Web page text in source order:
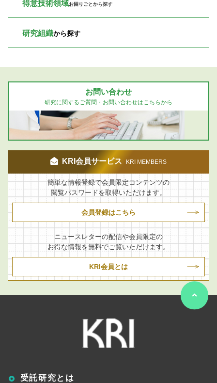
得意技術領域お困りごとから探す
研究組織から探す
お問い合わせ
研究に関するご質問・お問い合わせはこちらから
KRI会員サービス KRI MEMBERS
簡単な情報登録で会員限定コンテンツの
閲覧パスワードを取得いただけます。
会員登録はこちら
ニュースレターの配信や会員限定の
お得な情報を無料でご覧いただけます。
KRI会員とは
受託研究とは